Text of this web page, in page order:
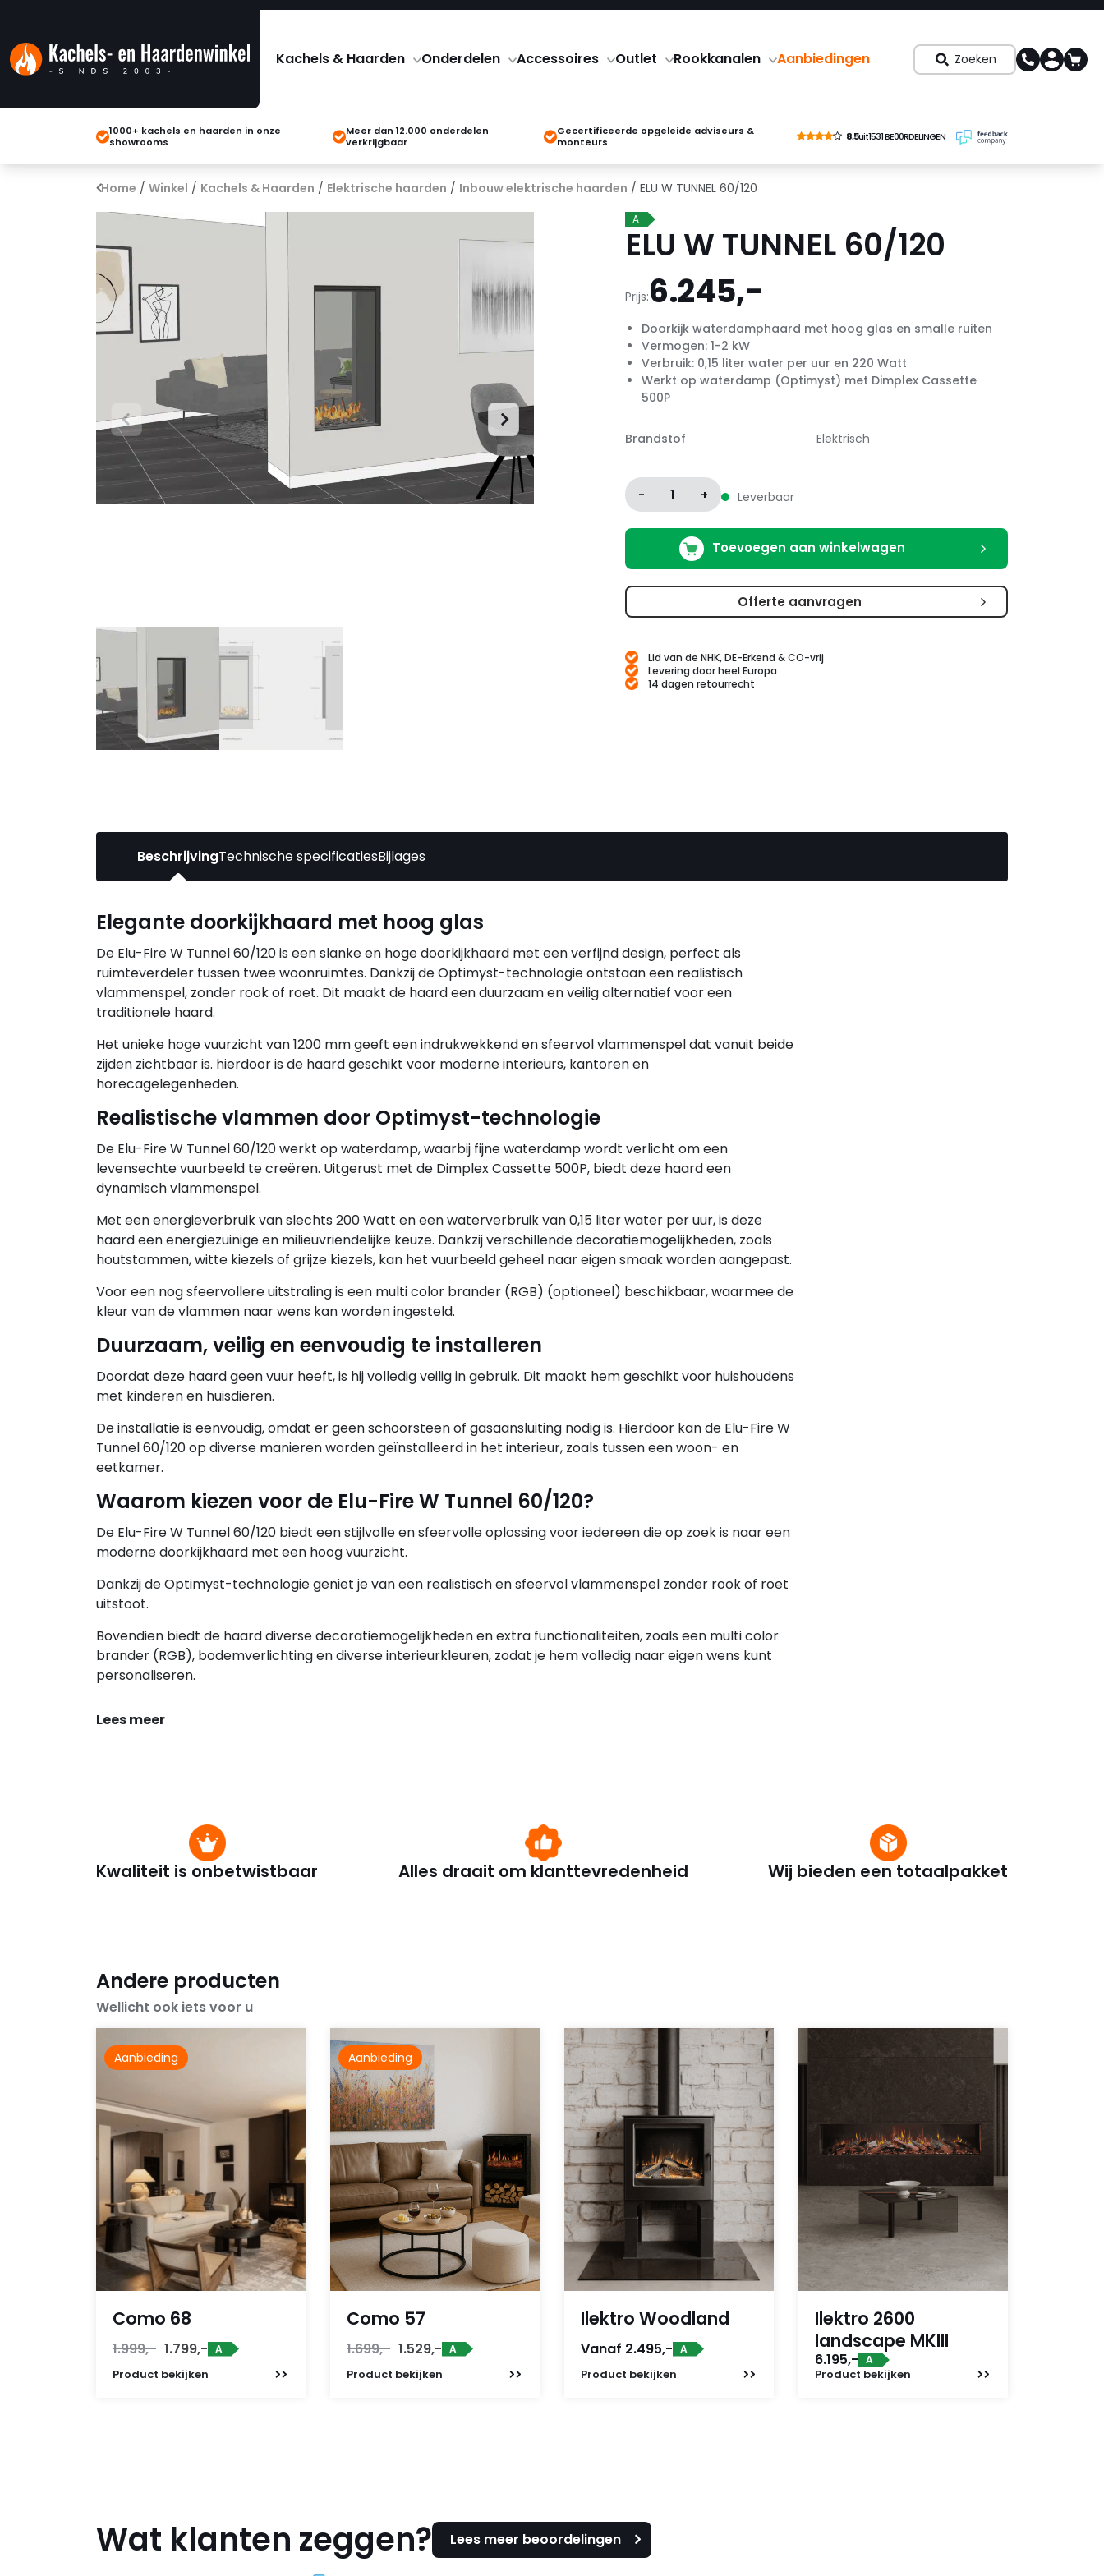
Kachels & Haarden Onderdelen Accessoires Outlet Rookkanalen Aanbiedingen Zoeken
1000+ kachels en haarden in onze
showrooms
Meer dan 12.000 onderdelen
verkrijgbaar
Gecertificeerde opgeleide adviseurs &
monteurs
8,5uit1531 BE00RDELINGEN
Home / Winkel / Kachels & Haarden / Elektrische haarden / Inbouw elektrische haarden / ELU W TUNNEL 60/120
A
ELU W TUNNEL 60/120
Prijs:6.245,-
Doorkijk waterdamphaard met hoog glas en smalle ruiten
Vermogen: 1-2 kW
Verbruik: 0,15 liter water per uur en 220 Watt
Werkt op waterdamp (Optimyst) met Dimplex Cassette
500P
Brandstof Elektrisch
- 1 + Leverbaar
Toevoegen aan winkelwagen
Offerte aanvragen
Lid van de NHK, DE-Erkend & CO-vrij
Levering door heel Europa
14 dagen retourrecht
BeschrijvingTechnische specificatiesBijlages
Elegante doorkijkhaard met hoog glas
De Elu-Fire W Tunnel 60/120 is een slanke en hoge doorkijkhaard met een verfijnd design, perfect als
ruimteverdeler tussen twee woonruimtes. Dankzij de Optimyst-technologie ontstaan een realistisch
vlammenspel, zonder rook of roet. Dit maakt de haard een duurzaam en veilig alternatief voor een
traditionele haard.
Het unieke hoge vuurzicht van 1200 mm geeft een indrukwekkend en sfeervol vlammenspel dat vanuit beide
zijden zichtbaar is. hierdoor is de haard geschikt voor moderne interieurs, kantoren en
horecagelegenheden.
Realistische vlammen door Optimyst-technologie
De Elu-Fire W Tunnel 60/120 werkt op waterdamp, waarbij fijne waterdamp wordt verlicht om een
levensechte vuurbeeld te creëren. Uitgerust met de Dimplex Cassette 500P, biedt deze haard een
dynamisch vlammenspel.
Met een energieverbruik van slechts 200 Watt en een waterverbruik van 0,15 liter water per uur, is deze
haard een energiezuinige en milieuvriendelijke keuze. Dankzij verschillende decoratiemogelijkheden, zoals
houtstammen, witte kiezels of grijze kiezels, kan het vuurbeeld geheel naar eigen smaak worden aangepast.
Voor een nog sfeervollere uitstraling is een multi color brander (RGB) (optioneel) beschikbaar, waarmee de
kleur van de vlammen naar wens kan worden ingesteld.
Duurzaam, veilig en eenvoudig te installeren
Doordat deze haard geen vuur heeft, is hij volledig veilig in gebruik. Dit maakt hem geschikt voor huishoudens
met kinderen en huisdieren.
De installatie is eenvoudig, omdat er geen schoorsteen of gasaansluiting nodig is. Hierdoor kan de Elu-Fire W
Tunnel 60/120 op diverse manieren worden geïnstalleerd in het interieur, zoals tussen een woon- en
eetkamer.
Waarom kiezen voor de Elu-Fire W Tunnel 60/120?
De Elu-Fire W Tunnel 60/120 biedt een stijlvolle en sfeervolle oplossing voor iedereen die op zoek is naar een
moderne doorkijkhaard met een hoog vuurzicht.
Dankzij de Optimyst-technologie geniet je van een realistisch en sfeervol vlammenspel zonder rook of roet
uitstoot.
Bovendien biedt de haard diverse decoratiemogelijkheden en extra functionaliteiten, zoals een multi color
brander (RGB), bodemverlichting en diverse interieurkleuren, zodat je hem volledig naar eigen wens kunt
personaliseren.
Lees meer
Kwaliteit is onbetwistbaar Alles draait om klanttevredenheid Wij bieden een totaalpakket
Andere producten
Wellicht ook iets voor u
Aanbieding
Como 68
1.999,- Oorspronkelijke
was:
1.799,-Huidige
is:
A
Product bekijken
Aanbieding
Como 57
1.699,- Oorspronkelijke
was:
1.529,-Huidige
is:
A
Product bekijken
Ilektro Woodland
Vanaf 2.495,- A
Product bekijken
Ilektro 2600
landscape MKIII
6.195,- A
Product bekijken
Wat klanten zeggen? Lees meer beoordelingen